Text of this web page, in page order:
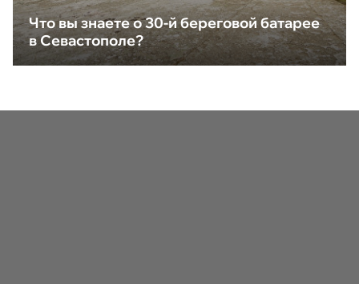
Что вы знаете о 30-й береговой батарее
в Севастополе?